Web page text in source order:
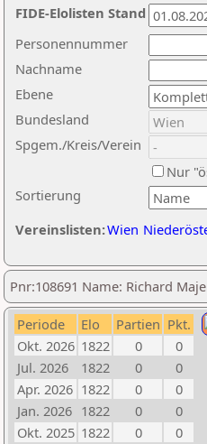
Nachname
Ebene
Sortierung
Personennummer
Bundesland
Spgem./Kreis/Verein
Nur
Vereinslisten:Wien
FIDE-Elolisten Stand
Pnr:108691 Name: Richard
Periode Elo Partien Pkt.
Okt. 2026 1822 0
0
Jul. 2026
1822 0
0
Apr. 2026 1822 0
0
Jan. 2026 1822 0
0
Okt. 2025 1822 0
0